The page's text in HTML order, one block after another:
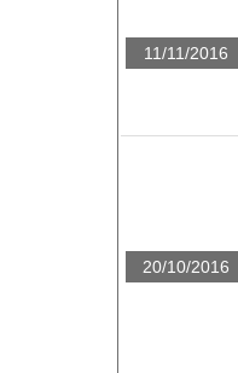
11/11/2016
20/10/2016